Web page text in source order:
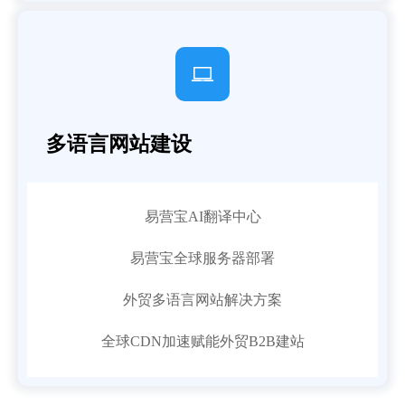

多语言网站建设
易营宝AI翻译中心
易营宝全球服务器部署
外贸多语言网站解决方案
全球CDN加速赋能外贸B2B建站